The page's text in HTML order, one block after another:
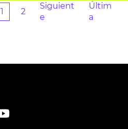
1 2
Siguient
e
Últim
a